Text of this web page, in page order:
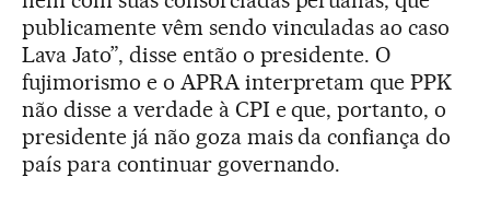
publicamente vêm sendo vinculadas ao caso
Lava Jato”, disse então o presidente. O
fujimorismo e o APRA interpretam que PPK
não disse a verdade à CPI e que, portanto, o
presidente já não goza mais da confiança do
país para continuar governando.